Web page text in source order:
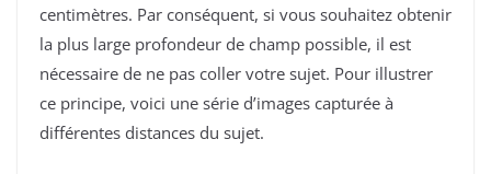
centimètres. Par conséquent, si vous souhaitez obtenir
la plus large profondeur de champ possible, il est
nécessaire de ne pas coller votre sujet. Pour illustrer
ce principe, voici une série d’images capturée à
différentes distances du sujet.